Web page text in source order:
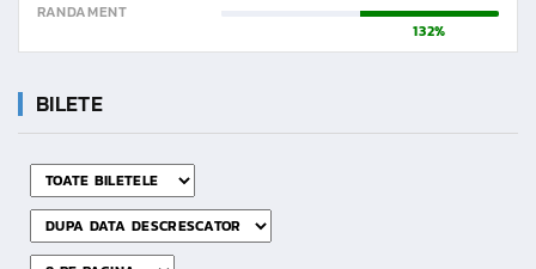
RANDAMENT
132%
BILETE